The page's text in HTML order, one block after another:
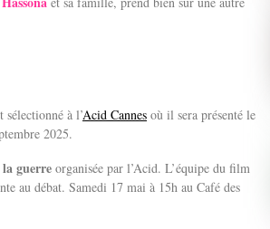
sélectionné à l’Acid Cannes où il sera présenté le
2025.
guerre organisée par l’Acid. L’équipe du film
au débat. Samedi 17 mai à 15h au Café des